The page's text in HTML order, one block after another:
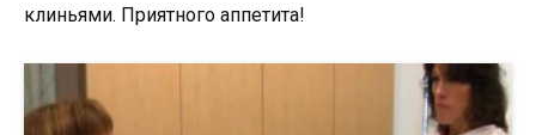
клиньями. Приятного аппетита!